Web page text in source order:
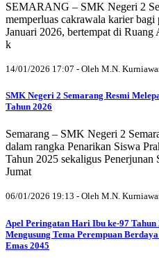
SEMARANG – SMK Negeri 2
memperluas cakrawala karier bagi
Januari 2026, bertempat di Ruang
k
14/01/2026 17:07 - Oleh M.N.
SMK Negeri 2 Semarang Resmi
Tahun 2026
Semarang – SMK Negeri 2
dalam rangka Penarikan Siswa
Tahun 2025 sekaligus
Jumat
06/01/2026 19:13 - Oleh M.N.
Apel Peringatan Hari Ibu ke-97
Mengusung Tema Perempuan
Emas 2045